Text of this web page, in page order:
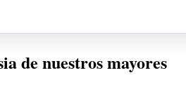
de nuestros mayores